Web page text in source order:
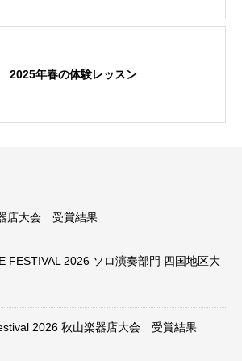
2025年春の体験レッスン
店大会 受賞結果
FESTIVAL 2026 ソロ演奏部門 四国地区大
2026 秋山楽器店大会 受賞結果